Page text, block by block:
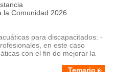
la Comunidad 2026
para discapacitados: -
en este caso
con el fin de mejorar la
Temario